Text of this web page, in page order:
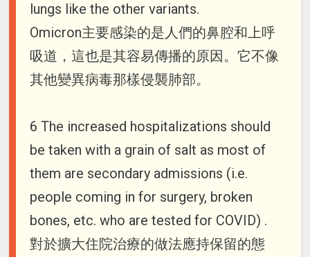
lungs like the other variants.
Omicron主要感染的是人們的鼻腔和上呼
吸道，這也是其容易傳播的原因。它不像
其他變異病毒那樣侵襲肺部。
6 The increased hospitalizations should
be taken with a grain of salt as most of
them are secondary admissions (i.e.
people coming in for surgery, broken
bones, etc. who are tested for COVID) .
對於擴大住院治療的做法應持保留的態